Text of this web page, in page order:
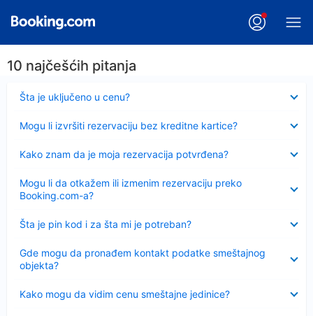
10 najčešćih pitanja
Šta je uključeno u cenu?
Sažeto
Mogu li izvršiti rezervaciju bez kreditne kartice?
Kako znam da je moja rezervacija potvrđena?
Mogu li da otkažem ili izmenim rezervaciju preko
Booking.com-a?
Šta je pin kod i za šta mi je potreban?
Sažeto
Gde mogu da pronađem kontakt podatke smeštajnog
objekta?
Kako mogu da vidim cenu smeštajne jedinice?